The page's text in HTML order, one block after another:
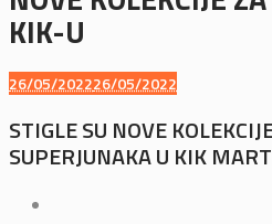
KIK-U
26/05/202226/05/2022
STIGLE SU NOVE
SUPERJUNAKA U KIK